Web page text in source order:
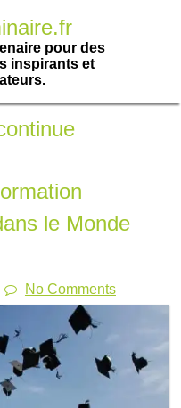
pour des
inspirants et
le Monde
No Comments